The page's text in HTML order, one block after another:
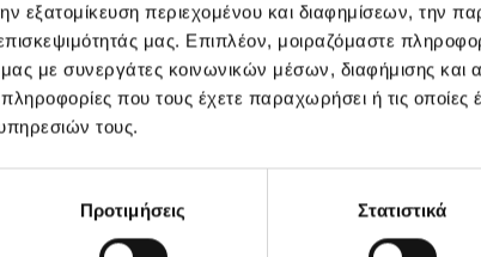
εξατομίκευση περιεχομένου και διαφημίσεων, την
μας. Επιπλέον, μοιραζόμαστε
μας με συνεργάτες κοινωνικών μέσων, διαφήμισης
που τους έχετε παραχωρήσει ή τις οποίες
τους.
Προτιμήσεις Στατιστικά